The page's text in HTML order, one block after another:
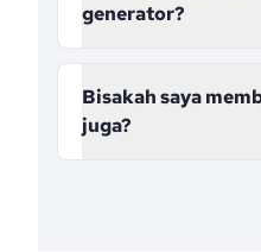
generator?
Bisakah saya
juga?